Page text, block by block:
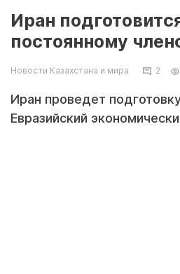
Иран
постоянному
Новости Казахстана и мира 2
Иран проведет
Евразийский